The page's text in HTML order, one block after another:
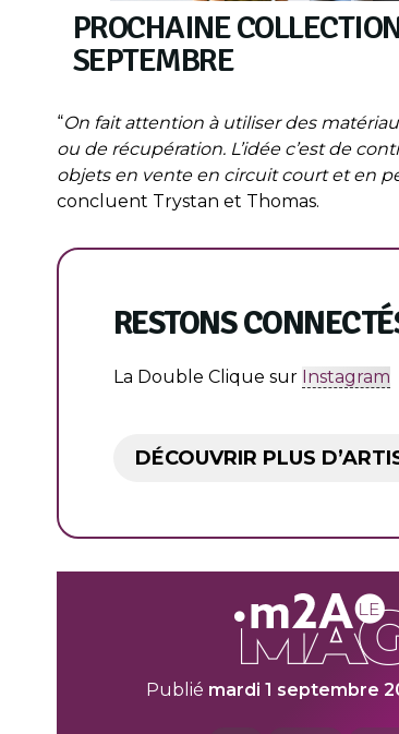
PROCHAINE
SEPTEMBRE
“On fait attention à utiliser des
ou de récupération. L’idée c’est de
objets en vente en circuit court et en
concluent Trystan et Thomas.
RESTONS
La Double Clique sur Instagram
DÉCOUVRIR PLUS
Publié mardi 1 septembre